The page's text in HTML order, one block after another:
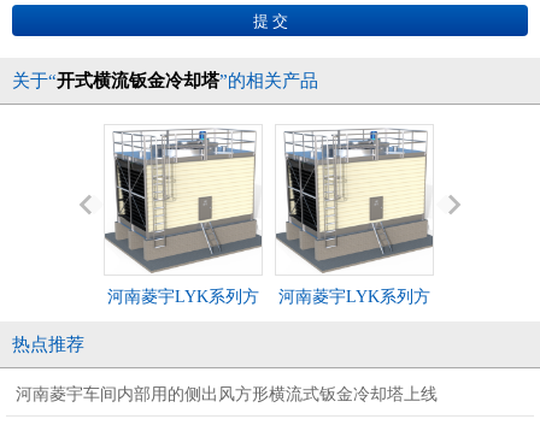
关于“开式横流钣金冷却塔”的相关产品
河南菱宇LYK系列方 河南菱宇LYK系列方
热点推荐
河南菱宇车间内部用的侧出风方形横流式钣金冷却塔上线